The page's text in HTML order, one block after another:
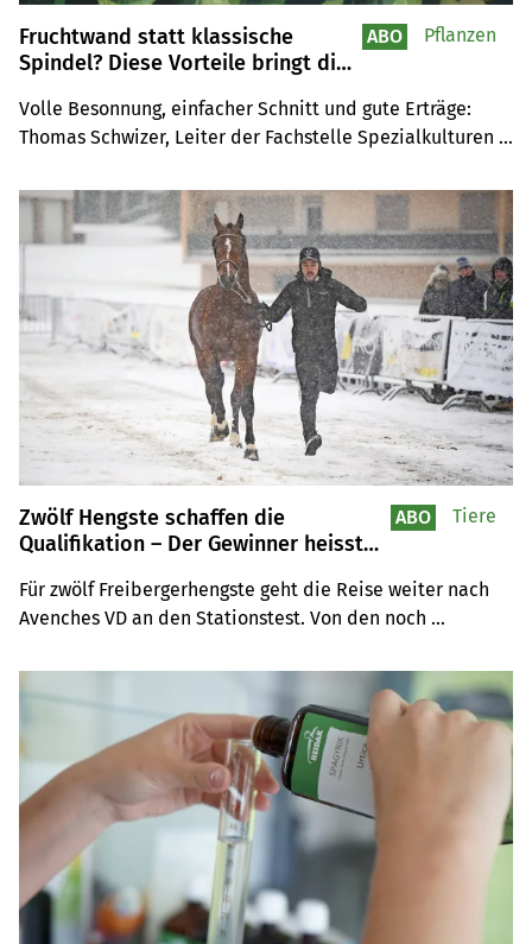
Fruchtwand statt klassische
Spindel? Diese Vorteile bringt die
Volle Besonnung, einfacher Schnitt und gute Erträge:
Thomas Schwizer, Leiter der Fachstelle Spezialkulturen
Zwetschgen lohnen kann und was es zu beachten gilt.
ABO Pflanzen
Zwölf Hengste schaffen die
Qualifikation – Der Gewinner heisst
Für zwölf Freibergerhengste geht die Reise weiter nach
Avenches VD an den Stationstest. Von den noch
sechs im Rennen. Den Gewinner der Qualifikation ist
Cedric im Besitz der Zucht Elevage du Clos Virat von
Familie Julliard aus Damvant JU.
ABO Tiere